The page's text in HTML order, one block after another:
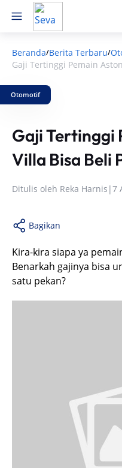
Beranda/Berita Terbaru/
Gaji Tertinggi Pemain
Otomotif
Gaji Tertinggi
Villa Bisa Beli
Ditulis oleh Reka Harnis |7
Bagikan
Kira-kira siapa ya
Benarkah gajinya bisa
satu pekan?